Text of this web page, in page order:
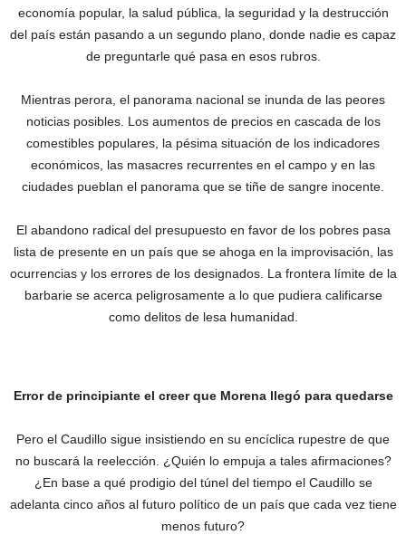
economía popular, la salud pública, la seguridad y la destrucción
del país están pasando a un segundo plano, donde nadie es capaz
de preguntarle qué pasa en esos rubros.
Mientras perora, el panorama nacional se inunda de las peores
noticias posibles. Los aumentos de precios en cascada de los
comestibles populares, la pésima situación de los indicadores
económicos, las masacres recurrentes en el campo y en las
ciudades pueblan el panorama que se tiñe de sangre inocente.
El abandono radical del presupuesto en favor de los pobres pasa
lista de presente en un país que se ahoga en la improvisación, las
ocurrencias y los errores de los designados. La frontera límite de la
barbarie se acerca peligrosamente a lo que pudiera calificarse
como delitos de lesa humanidad.
Error de principiante el creer que Morena llegó para quedarse
Pero el Caudillo sigue insistiendo en su encíclica rupestre de que
no buscará la reelección. ‎¿Quién lo empuja a tales afirmaciones?
¿En base a qué prodigio del túnel del tiempo el Caudillo se
adelanta cinco años al futuro político de un país que cada vez tiene
menos futuro?